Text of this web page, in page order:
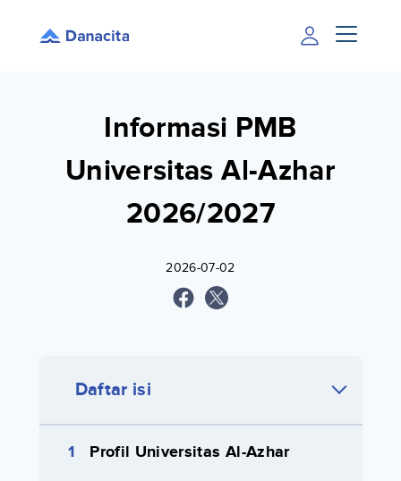
Informasi PMB
Universitas Al-Azhar
2026/2027
2026-07-02
Daftar isi
Profil Universitas Al-Azhar